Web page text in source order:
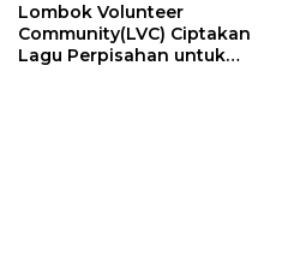
Lombok Volunteer
Community(LVC) Ciptakan
Lagu Perpisahan untuk